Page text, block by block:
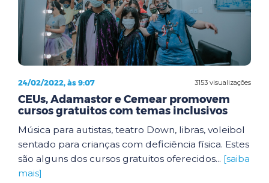
3153 visualizações
24/02/2022, às 9:07
CEUs, Adamastor e Cemear promovem
cursos gratuitos com temas inclusivos
Música para autistas, teatro Down, libras, voleibol
sentado para crianças com deficiência física. Estes
são alguns dos cursos gratuitos oferecidos... [saiba
mais]